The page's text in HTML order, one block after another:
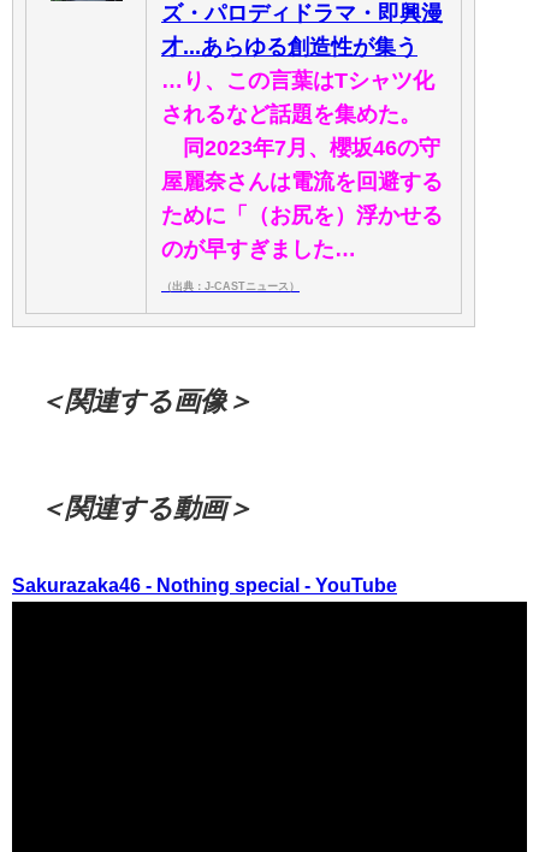
ズ・パロディドラマ・即興漫
才...あらゆる創造性が集う
…り、この言葉はTシャツ化
されるなど話題を集めた。
同2023年7月、櫻坂46の守
屋麗奈さんは電流を回避する
ために「（お尻を）浮かせる
のが早すぎました…
（出典：J-CASTニュース）
＜関連する画像＞
＜関連する動画＞
Sakurazaka46 - Nothing special - YouTube